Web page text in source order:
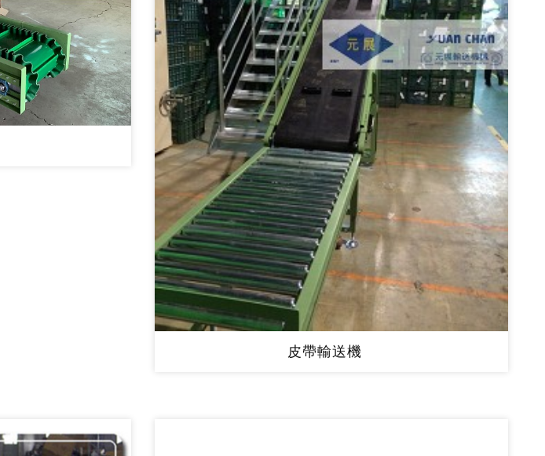
皮帶輸送機